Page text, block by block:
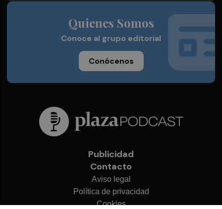
Quienes Somos
Conoce al grupo editorial
Conócenos
Publicidad
Contacto
Aviso legal
Política de privacidad
Cookies